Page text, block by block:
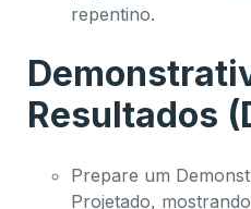
repentino.
Resultados
Prepare um
Projetado,